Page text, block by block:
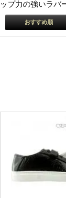
ップ力の強いラバ
おすすめ順